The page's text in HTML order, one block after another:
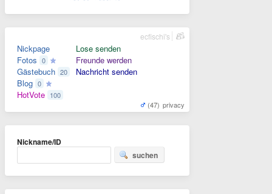
Nickpage
Fotos 0
Gästebuch 20
Blog 0
HotVote 100
Lose senden
Freunde werden
Nachricht senden
(47) privacy
ecfischi's
Nickname/ID
suchen